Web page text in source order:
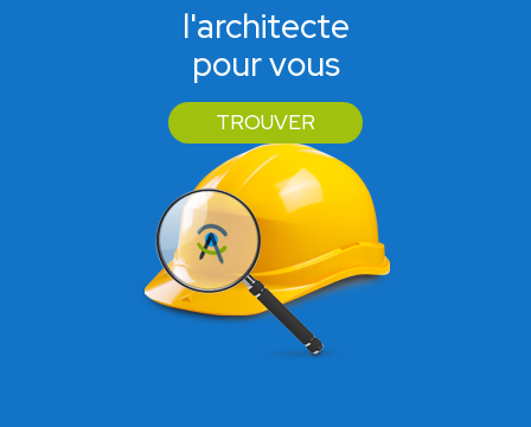
l'architecte
pour vous
TROUVER